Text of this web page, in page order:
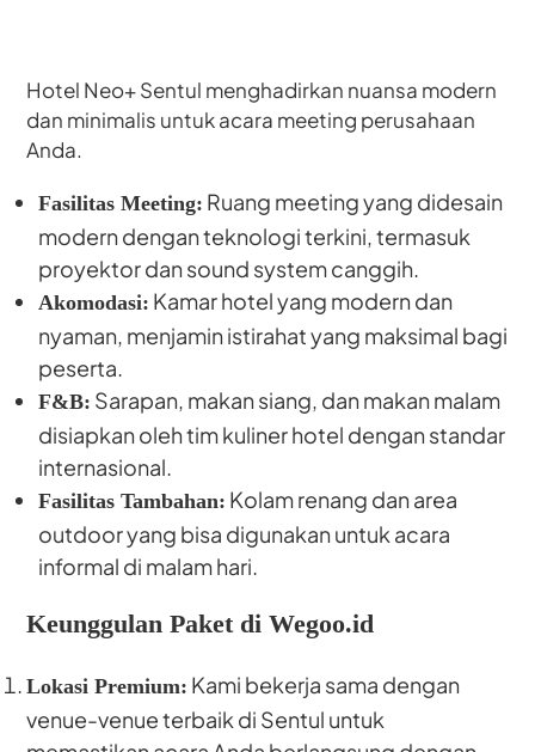
Hotel Neo+ Sentul menghadirkan nuansa modern
dan minimalis untuk acara meeting perusahaan
Anda.
Fasilitas Meeting: Ruang meeting yang didesain
modern dengan teknologi terkini, termasuk
proyektor dan sound system canggih.
Akomodasi: Kamar hotel yang modern dan
nyaman, menjamin istirahat yang maksimal bagi
peserta.
F&B: Sarapan, makan siang, dan makan malam
disiapkan oleh tim kuliner hotel dengan standar
internasional.
Fasilitas Tambahan: Kolam renang dan area
outdoor yang bisa digunakan untuk acara
informal di malam hari.
Keunggulan Paket di Wegoo.id
Lokasi Premium: Kami bekerja sama dengan
venue-venue terbaik di Sentul untuk